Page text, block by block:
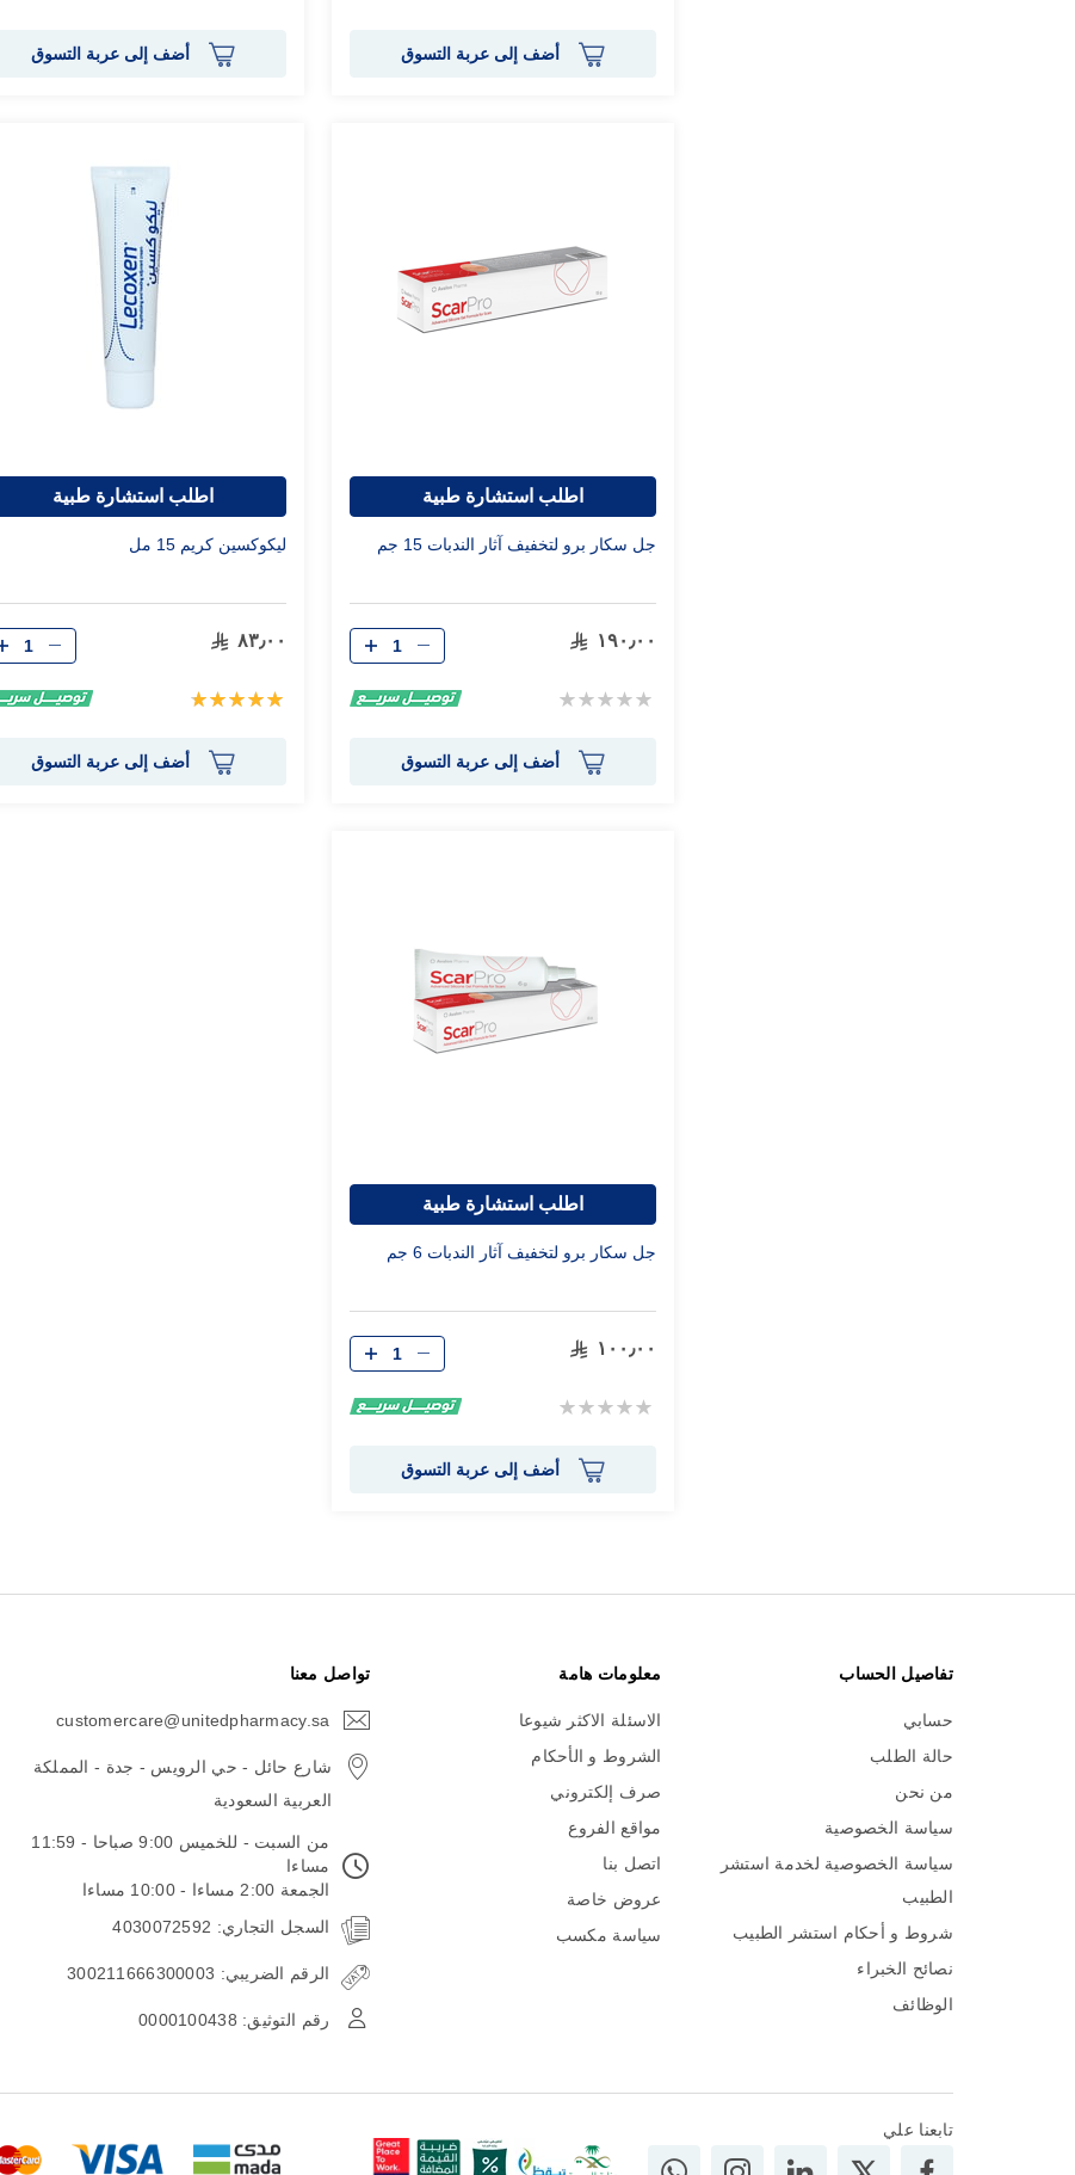
أضف إلى عربة التسوق أضف إلى عربة التسوق
اطلب استشارة طبية
جل سكار برو لتخفيف آثار الندبات 15 جم
١٩٠٫٠٠
Rating:
الكمية
أضف إلى عربة التسوق
اطلب استشارة طبية
ليكوكسين كريم 15 مل
٨٣٫٠٠
تقييم:
الكمية
أضف إلى عربة التسوق
اطلب استشارة طبية
جل سكار برو لتخفيف آثار الندبات 6 جم
١٠٠٫٠٠
Rating:
الكمية
أضف إلى عربة التسوق
تفاصيل الحساب
حسابي
حالة الطلب
من نحن
سياسة الخصوصية
سياسة الخصوصية لخدمة استشر
الطبيب
شروط و أحكام استشر الطبيب
نصائح الخبراء
الوظائف
معلومات هامة
الاسئلة الاكثر شيوعا
الشروط و الأحكام
صرف إلكتروني
مواقع الفروع
اتصل بنا
عروض خاصة
سياسة مكسب
تواصل معنا
customercare@unitedpharmacy.sa
شارع حائل - حي الرويس - جدة - المملكة
العربية السعودية
من السبت - للخميس 9:00 صباحا - 11:59
مساءا
الجمعة 2:00 مساءا - 10:00 مساءا
السجل التجاري: 4030072592
الرقم الضريبي: 300211666300003
رقم التوثيق: 0000100438
تابعنا علي